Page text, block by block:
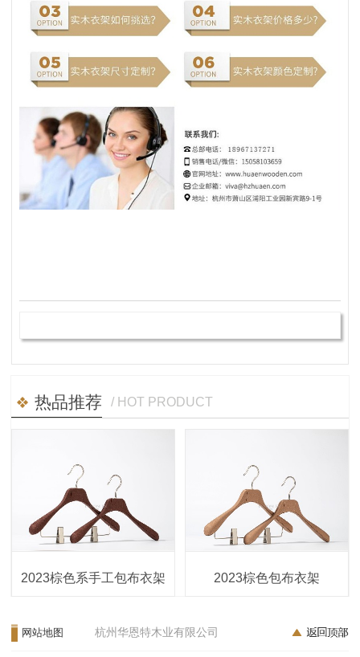
热品推荐 / HOT PRODUCT
2023棕色系手工包布衣架 2023棕色包布衣架
网站地图 杭州华恩特木业有限公司